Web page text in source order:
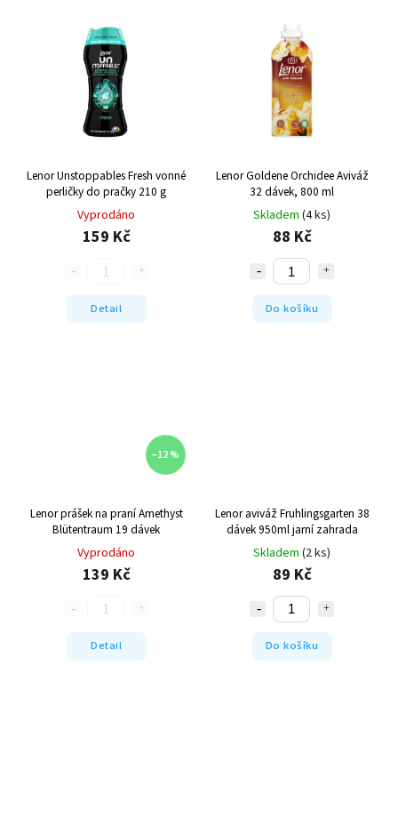
Lenor Unstoppables Fresh vonné
perličky do pračky 210 g
Vyprodáno
159 Kč
Detail
Lenor Goldene Orchidee Aviváž
32 dávek, 800 ml
Skladem (4 ks)
88 Kč
Do košíku
–12 %
Lenor prášek na praní Amethyst
Blütentraum 19 dávek
Vyprodáno
139 Kč
Detail
Lenor aviváž Fruhlingsgarten 38
dávek 950ml jarní zahrada
Skladem (2 ks)
89 Kč
Do košíku